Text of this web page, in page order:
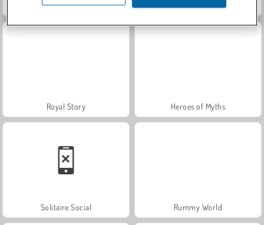
Farm Merge Valley Trollface Quest: USA 2
Royal Story Heroes of Myths
Solitaire Social Rummy World